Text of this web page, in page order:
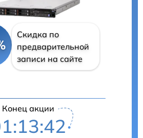
Скидка по
предварительной
записи на сайте
Конец акции